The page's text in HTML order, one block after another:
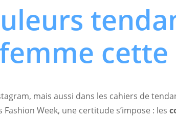
cette
mais aussi dans les cahiers de
Week, une certitude s’impose : les